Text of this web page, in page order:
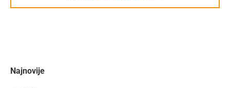
Najnovije